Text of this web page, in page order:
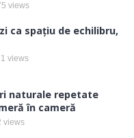
views
ca spațiu de echilibru,
views
naturale repetate
în cameră
views